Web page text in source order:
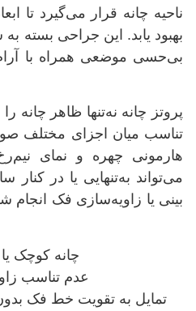
ناحیه چانه قرار می‌گیرد تا
بهبود یابد. این جراحی بسته
بی‌حسی موضعی همراه با
پروتز چانه نه‌تنها ظاهر چانه
تناسب میان اجزای مختلف
هارمونی چهره و نمای
می‌تواند به‌تنهایی یا در کنار
بینی یا زاویه‌سازی فک انجام
چانه کوچک
عدم تناسب
تمایل به تقویت خط فک بدون